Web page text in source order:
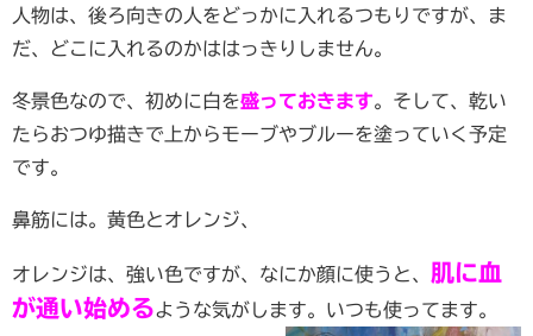
人物は、後ろ向きの人をどっかに入れるつもりですが、ま
だ、どこに入れるのかははっきりしません。
冬景色なので、初めに白を盛っておきます。そして、乾い
たらおつゆ描きで上からモーブやブルーを塗っていく予定
です。
鼻筋には。黄色とオレンジ、
オレンジは、強い色ですが、なにか顔に使うと、 肌に血
が通い始めるような気がします。いつも使ってます。